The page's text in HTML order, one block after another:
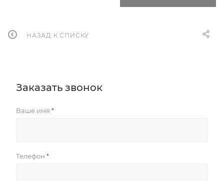
НАЗАД К СПИСКУ
Заказать звонок
Ваше имя *
Телефон *